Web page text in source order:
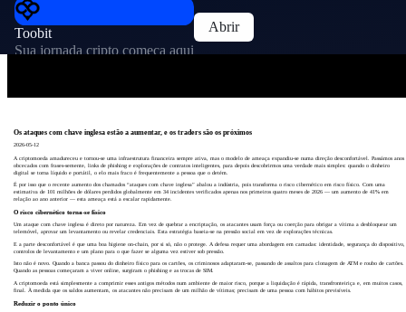
Toobit
Sua jornada cripto começa aqui
Abrir
Os ataques com chave inglesa estão a aumentar, e os traders são os próximos
2026-05-12
A criptomoeda amadureceu e tornou-se uma infraestrutura financeira sempre ativa, mas o modelo de ameaça expandiu-se numa direção desconfortável. Passámos anos
obcecados com frases-semente, links de phishing e explorações de contratos inteligentes, para depois descobrirmos uma verdade mais simples: quando o dinheiro
digital se torna líquido e portátil, o elo mais fraco é frequentemente a pessoa que o detém.
É por isso que o recente aumento dos chamados “ataques com chave inglesa” abalou a indústria, pois transforma o risco cibernético em risco físico. Com uma
estimativa de 101 milhões de dólares perdidos globalmente em 34 incidentes verificados apenas nos primeiros quatro meses de 2026 — um aumento de 41% em
relação ao ano anterior — esta ameaça está a escalar rapidamente.
O risco cibernético torna-se físico
Um ataque com chave inglesa é direto por natureza. Em vez de quebrar a encriptação, os atacantes usam força ou coerção para obrigar a vítima a desbloquear um
telemóvel, aprovar um levantamento ou revelar credenciais. Esta estratégia baseia-se na pressão social em vez de explorações técnicas.
E a parte desconfortável é que uma boa higiene on-chain, por si só, não o protege. A defesa requer uma abordagem em camadas: identidade, segurança do dispositivo,
controlos de levantamento e um plano para o que fazer se alguma vez estiver sob pressão.
Isto não é novo. Quando a banca passou do dinheiro físico para os cartões, os criminosos adaptaram-se, passando de assaltos para clonagem de ATM e roubo de cartões.
Quando as pessoas começaram a viver online, surgiram o phishing e as trocas de SIM.
A criptomoeda está simplesmente a comprimir esses antigos métodos num ambiente de maior risco, porque a liquidação é rápida, transfronteiriça e, em muitos casos,
final. À medida que os saldos aumentam, os atacantes não precisam de um milhão de vítimas; precisam de uma pessoa com hábitos previsíveis.
Reduzir o ponto único